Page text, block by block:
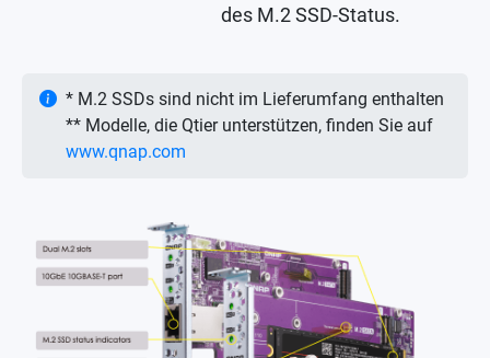
des M.2 SSD-Status.
* M.2 SSDs sind nicht im Lieferumfang enthalten
** Modelle, die Qtier unterstützen, finden Sie auf
www.qnap.com